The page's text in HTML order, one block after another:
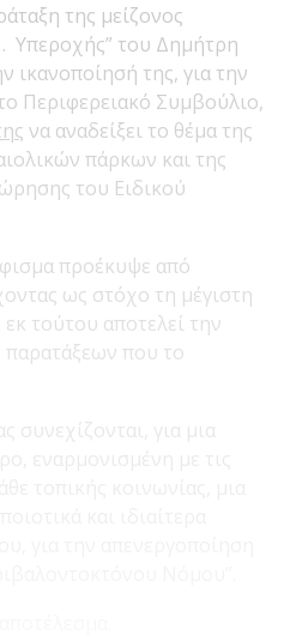
της μείζονος
. Υπεροχής” του Δημήτρη
ικανοποίησή της, για την
Περιφερειακό Συμβούλιο,
να αναδείξει το θέμα της
πάρκων και της
του Ειδικού
προέκυψε από
ως στόχο τη μέγιστη
τούτου αποτελεί την
που το
συνεχίζονται, για μια